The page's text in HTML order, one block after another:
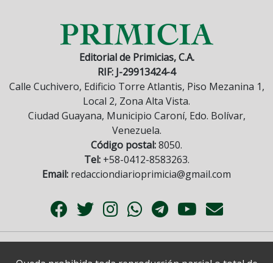
Editorial de Primicias, C.A.
RIF: J-29913424-4
Calle Cuchivero, Edificio Torre Atlantis, Piso Mezanina 1,
Local 2, Zona Alta Vista.
Ciudad Guayana, Municipio Caroní, Edo. Bolívar,
Venezuela.
Código postal:8050.
Tel:+58-0412-8583263.
Email: redacciondiarioprimicia@gmail.com